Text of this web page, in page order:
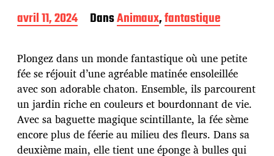
D
a
e
d
e
p
u
b
l
i
avril 11, 2024 DansAnimaux,fantastique
Plongez dans un monde fantastique où une petite
fée se réjouit d’une agréable matinée ensoleillée
avec son adorable chaton. Ensemble, ils parcourent
un jardin riche en couleurs et bourdonnant de vie.
Avec sa baguette magique scintillante, la fée sème
encore plus de féerie au milieu des fleurs. Dans sa
deuxième main, elle tient une éponge à bulles qui